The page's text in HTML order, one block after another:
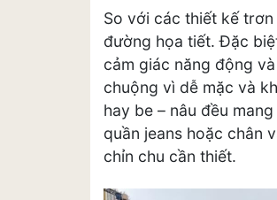
So với các thiết kế
đường họa tiết. Đặc
cảm giác năng động
chuộng vì dễ mặc và
hay be – nâu đều
quần jeans hoặc chân
chỉn chu cần thiết.